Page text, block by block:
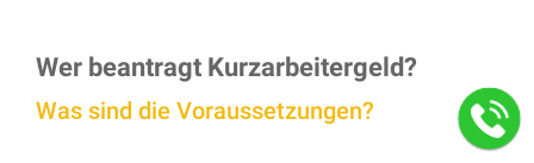
Wer beantragt Kurzarbeitergeld?
Was sind die Voraussetzungen?